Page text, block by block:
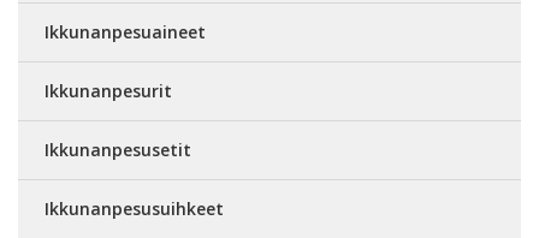
Ikkunanpesuaineet
Ikkunanpesurit
Ikkunanpesusetit
Ikkunanpesusuihkeet